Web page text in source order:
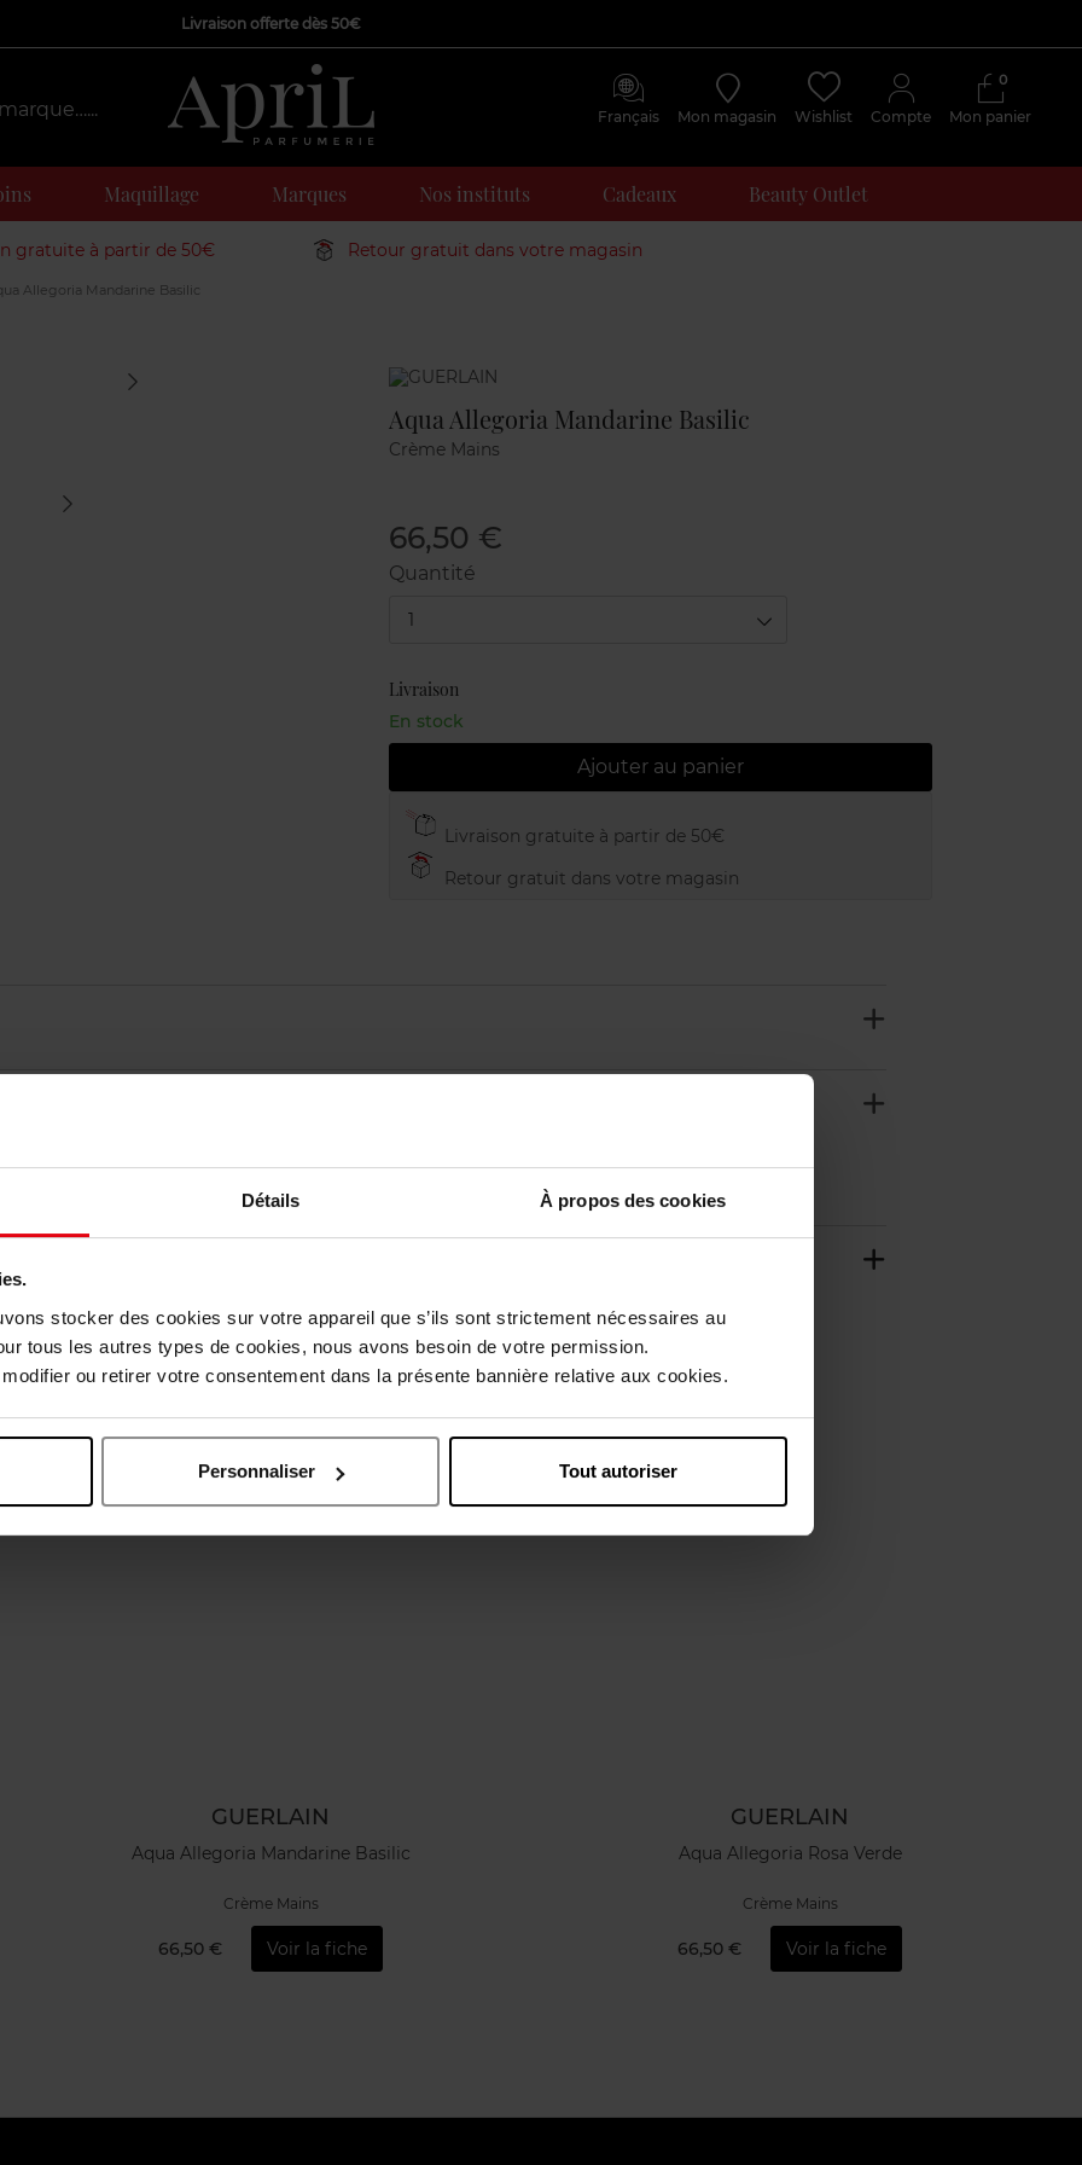
Détails À propos des cookies
stocker des cookies sur votre appareil que s’ils sont strictement nécessaires au
tous les autres types de cookies, nous avons besoin de votre permission.
ou retirer votre consentement dans la présente bannière relative aux cookies.
Personnaliser Tout autoriser
Livraison offerte dès 50€
Français Mon magasin Wishlist Compte Mon panier
0
Maquillage Marques Nos instituts Cadeaux Beauty Outlet
gratuite à partir de 50€ Retour gratuit dans votre magasin
Allegoria Mandarine Basilic
Marque
clients
Aqua Allegoria Mandarine Basilic
Crème Mains
66,50 €
Quantité
1
Livraison
En stock
Ajouter au panier
Livraison gratuite à partir de 50€
Retour gratuit dans votre magasin
Oublié quelque chose ?
GUERLAIN
Aqua Allegoria Mandarine Basilic
Crème Mains
66,50 € Voir la fiche
GUERLAIN
Aqua Allegoria Rosa Verde
Crème Mains
66,50 € Voir la fiche